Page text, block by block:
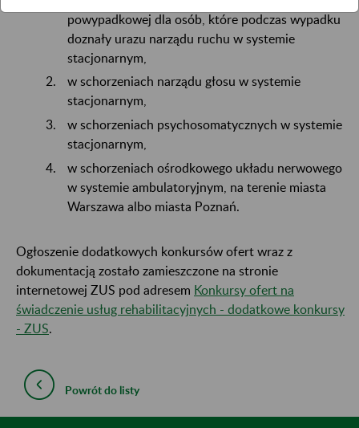
powypadkowej dla osób, które podczas wypadku
doznały urazu narządu ruchu w systemie
stacjonarnym,
w schorzeniach narządu głosu w systemie
stacjonarnym,
w schorzeniach psychosomatycznych w systemie
stacjonarnym,
w schorzeniach ośrodkowego układu nerwowego
w systemie ambulatoryjnym, na terenie miasta
Warszawa albo miasta Poznań.
Ogłoszenie dodatkowych konkursów ofert wraz z
dokumentacją zostało zamieszczone na stronie
internetowej ZUS pod adresem Konkursy ofert na
świadczenie usług rehabilitacyjnych - dodatkowe konkursy
- ZUS
Powrót do listy